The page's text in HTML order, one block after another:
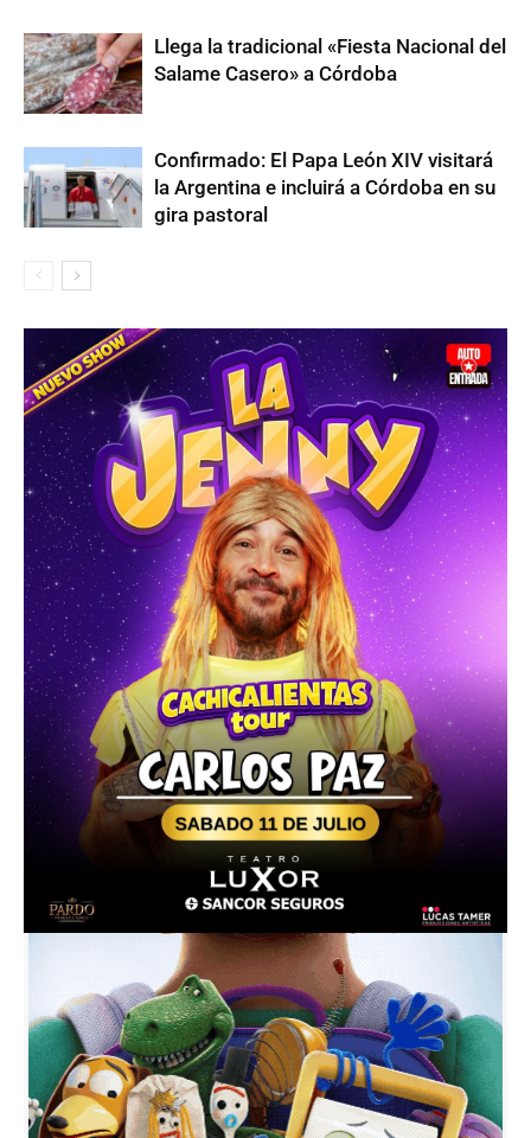
Llega la tradicional «Fiesta Nacional del
Salame Casero» a Córdoba
Confirmado: El Papa León XIV visitará
la Argentina e incluirá a Córdoba en su
gira pastoral